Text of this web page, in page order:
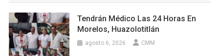
Tendrán Médico Las 24 Horas En
Morelos, Huazolotitlán
agosto 6, 2026 CMM